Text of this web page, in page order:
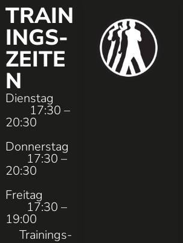
TRAIN
INGS­
ZEITE
N
Dienstag
17:30 –
20:30
Donnerstag
17:30 –
20:30
Freitag
17:30 –
19:00
Trainings­